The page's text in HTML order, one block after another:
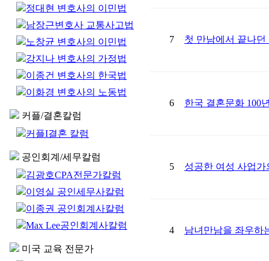
정대현 변호사의 이민법
남장근변호사 교통사고법
노창균 변호사의 이민법
강지나 변호사의 가정법
이종건 변호사의 한국법
이화경 변호사의 노동법
커플/결혼칼럼
커플I결혼 칼럼
공인회계/세무칼럼
김광호CPA전문가칼럼
이영실 공인세무사칼럼
이종권 공인회계사칼럼
Max Lee공인회계사칼럼
미국 교육 전문가
7 첫 만남에서 끝나
6 한국 결혼문화 100
5 성공한 여성 사업
4 남녀만남을 좌우하